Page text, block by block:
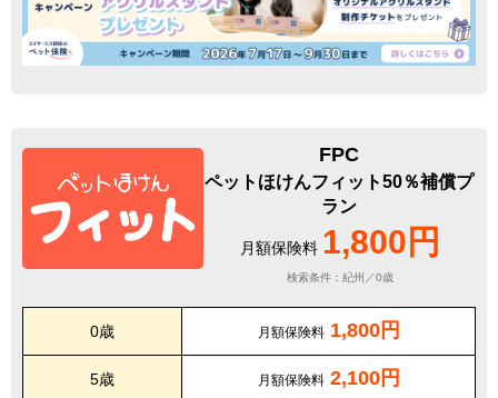
FPC
ペットほけんフィット50％補償プ
ラン
月額保険料 1,800円
検索条件：紀州／0歳
0歳 月額保険料 1,800円
5歳 月額保険料 2,100円